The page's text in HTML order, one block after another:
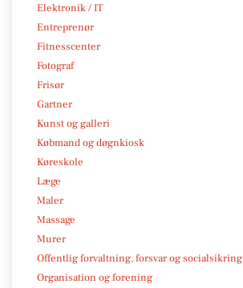
Elektronik / IT
Entreprenør
Fitnesscenter
Fotograf
Frisør
Gartner
Kunst og galleri
Købmand og døgnkiosk
Køreskole
Læge
Maler
Massage
Murer
Offentlig forvaltning, forsvar og socialsikring
Organisation og forening